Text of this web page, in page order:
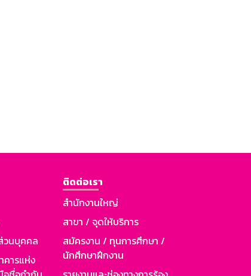
วนบุคคล
ารแห่ง
ติดต่อเรา
สำนักงานใหญ่
สาขา / จุดให้บริการ
สมัครงาน / ทุนการศึกษา /
นักศึกษาฝึกงาน